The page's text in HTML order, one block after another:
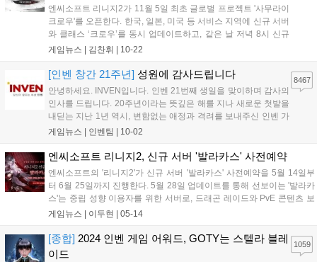
엔씨소프트 리니지2가 11월 5일 최초 글로벌 프로젝트 '사무라이
크로우'를 오픈한다. 한국, 일본, 미국 등 서비스 지역에 신규 서버
와 클래스 ‘크로우’를 동시 업데이트하고, 같은 날 저녁 8시 신규
서버를 오픈한다. 12월 3일까지 신서버의 레벨 등을 기준으로 경
로우' 사전 예약에 참여하면 특별한 보상을 받을 수 있다....
게임뉴스 | 김찬휘 10-22
[인벤 창간 21주년] 성원에 감사드립니다
안녕하세요. INVEN입니다. 인벤 21번째 생일을 맞이하며 감사의
인사를 드립니다. 20주년이라는 뜻깊은 해를 지나 새로운 첫발을
내딛는 지난 1년 역시, 변함없는 애정과 격려를 보내주신 인벤 가
족 분들이 계셨기에 가능했습니다. 지난 20년간 게임산업계는 대
속도가 더욱 빨라질 것을 실감하게 합...
게임뉴스 | 인벤팀 10-02
8467
엔씨소프트 리니지2, 신규 서버 '발라카스' 사전예약
엔씨소프트의 '리니지2'가 신규 서버 '발라카스' 사전예약을 5월 14일부
터 6월 25일까지 진행한다. 5월 28일 업데이트를 통해 선보이는 '발라카
스'는 중립 성향 이용자를 위한 서버로, 드래곤 레이드와 PvE 콘텐츠 보
상을 강화했다. 신규 클래스 '로즈베인'은 장미를 이용해 공격하는 다크
보상을 제공하며, 신규 및 복귀 이용자를 위한 아이템 지원과 '블랙 쿠폰',
'클래스 체인지' 이벤트도 진행한다....
게임뉴스 | 이두현 05-14
[종합] 2024 인벤 게임 어워드, GOTY는 스텔라 블레
이드
1059